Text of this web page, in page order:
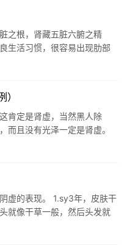
之根，肾藏五脏六腑之精
生活习惯，很容易出现肋部
然后手淫过多，导致右侧肋
肯定是肾虚，当然黑人除
而且没有光泽一定是肾虚。
黑了，那是你肾气虚损的表
虚的表现。 1.sy3年，皮肤干
就像干草一般，然后头发就
，是常年的红！！你能帮…